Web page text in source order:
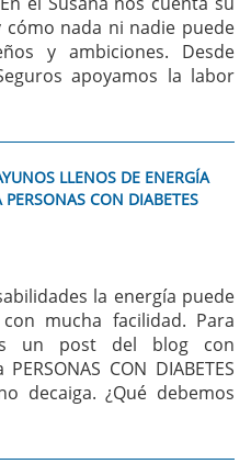
cómo nada ni nadie puede
y ambiciones. Desde
apoyamos la labor
LLENOS DE ENERGÍA
PERSONAS CON DIABETES
la energía puede
mucha facilidad. Para
un post del blog con
CON DIABETES
decaiga. ¿Qué debemos